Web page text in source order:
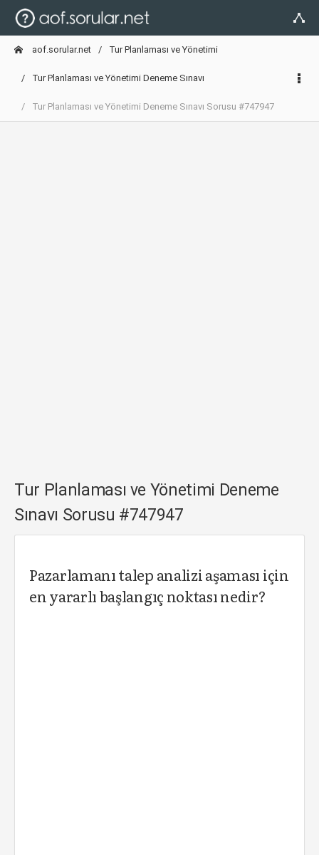
aof.sorular.net Tur Planlaması ve Yönetimi
Tur Planlaması ve Yönetimi Deneme Sınavı
Tur Planlaması ve Yönetimi Deneme Sınavı Sorusu #747947
Tur Planlaması ve Yönetimi Deneme
Sınavı Sorusu #747947
Pazarlamanı talep analizi aşaması için
en yararlı başlangıç noktası nedir?